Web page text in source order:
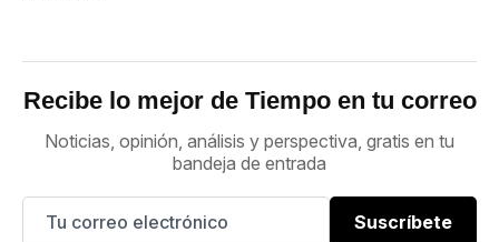
Recibe lo mejor de Tiempo en tu correo
Noticias, opinión, análisis y perspectiva, gratis en tu
bandeja de entrada
Suscríbete